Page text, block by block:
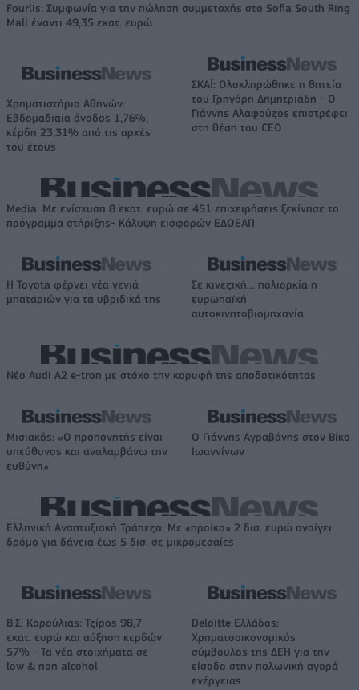
Fourlis: Συμφωνία για την πώληση συμμετοχής στο Sofia South Ring
Mall έναντι 49,35 εκατ. ευρώ
Χρηματιστήριο Αθηνών:
Εβδομαδιαία άνοδος 1,76%,
κέρδη 23,31% από τις αρχές
του έτους
ΣΚΑΪ: Ολοκληρώθηκε η θητεία
του Γρηγόρη Δημητριάδη - Ο
Γιάννης Αλαφούζος επιστρέφει
στη θέση του CEO
Media: Με ενίσχυση 8 εκατ. ευρώ σε 451 επιχειρήσεις ξεκίνησε το
πρόγραμμα στήριξης- Κάλυψη εισφορών ΕΔΟΕΑΠ
Η Toyota φέρνει νέα γενιά
μπαταριών για τα υβριδικά της
Σε κινεζική… πολιορκία η
ευρωπαϊκή
αυτοκινητοβιομηχανία
Νέο Audi A2 e-tron με στόχο την κορυφή της αποδοτικότητας
Μισιακός: «Ο προπονητής είναι
υπεύθυνος και αναλαμβάνω την
ευθύνη»
Ο Γιάννης Αγραβάνης στον Βίκο
Ιωαννίνων
Ελληνική Αναπτυξιακή Τράπεζα: Με «προίκα» 2 δισ. ευρώ ανοίγει
δρόμο για δάνεια έως 5 δισ. σε μικρομεσαίες
Β.Σ. Καρούλιας: Τζίρος 98,7
εκατ. ευρώ και αύξηση κερδών
57% - Τα νέα στοιχήματα σε
low & non alcohol
Deloitte Ελλάδος:
Χρηματοοικονομικός
σύμβουλος της ΔΕΗ για την
είσοδο στην πολωνική αγορά
ενέργειας